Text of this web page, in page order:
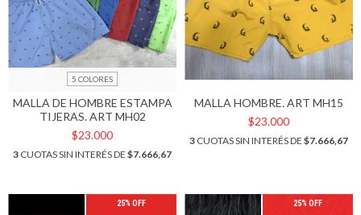
5 COLORES
MALLA DE HOMBRE ESTAMPA
TIJERAS. ART MH02
$23.000
3 CUOTAS SIN INTERÉS DE $7.666,67
MALLA HOMBRE. ART MH15
$23.000
3 CUOTAS SIN INTERÉS DE $7.666,67
25% OFF 25% OFF